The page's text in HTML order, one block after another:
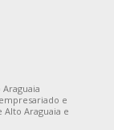
e
Araguaia e